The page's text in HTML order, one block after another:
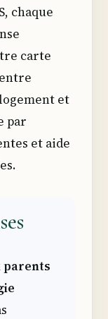
chaque
carte
et
par
et aide
parents